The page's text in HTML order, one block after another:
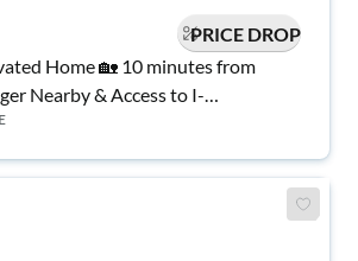
PRICE DROP
Home 🏡 10 minutes from
Nearby & Access to I-